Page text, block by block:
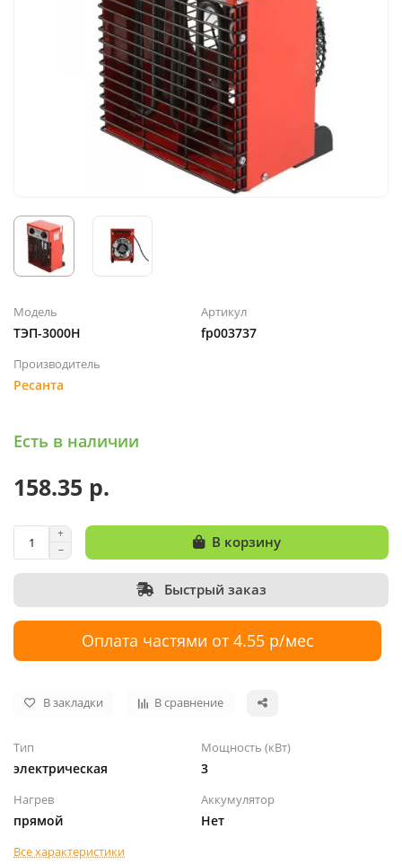
Модель
ТЭП-3000Н
Артикул
fp003737
Производитель
Ресанта
Есть в наличии
158.35 р.
В корзину
Быстрый заказ
Оплата частями от 4.55 р/мес
В закладки В сравнение
Тип
электрическая
Мощность (кВт)
3
Нагрев
прямой
Аккумулятор
Нет
Все характеристики